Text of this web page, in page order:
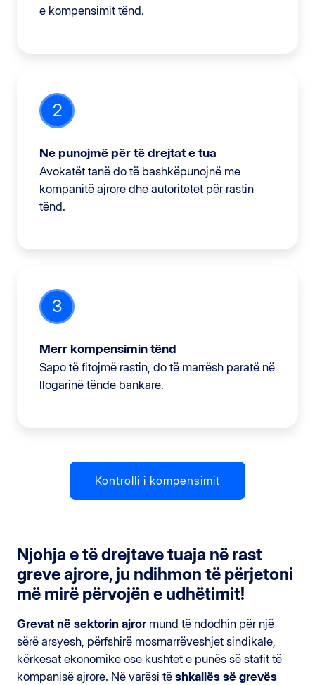
e kompensimit tënd.
2
Ne punojmë për të drejtat e tua
Avokatët tanë do të bashkëpunojnë me
kompanitë ajrore dhe autoritetet për rastin
tënd.
3
Merr kompensimin tënd
Sapo të fitojmë rastin, do të marrësh paratë në
llogarinë tënde bankare.
Kontrolli i kompensimit
Njohja e të drejtave tuaja në rast
greve ajrore, ju ndihmon të përjetoni
më mirë përvojën e udhëtimit!
Grevat në sektorin ajrormund të ndodhin për një
sërë arsyesh, përfshirë mosmarrëveshjet sindikale,
kërkesat ekonomike ose kushtet e punës së stafit të
kompanisë ajrore. Në varësi të shkallës së grevës